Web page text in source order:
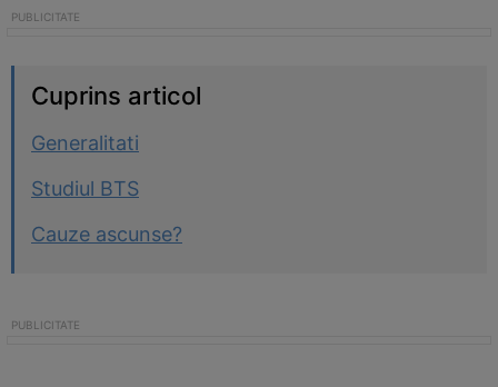
Cuprins articol
Generalitati
Studiul BTS
Cauze ascunse?